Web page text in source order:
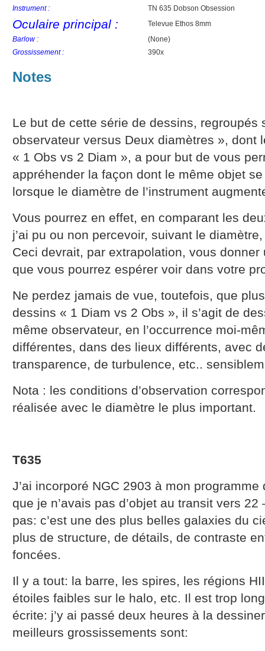
Instrument :
TN 635 Dobson Obsession
Oculaire principal :
Televue Ethos 8mm
Barlow :
(None)
Grossissement :
390x
Notes
Le but de cette série de dessins, regroupés
observateur versus Deux diamètres », dont
« 1 Obs vs 2 Diam », a pour but de vous
appréhender la façon dont le même objet
lorsque le diamètre de l’instrument
Vous pourrez en effet, en comparant les
j’ai pu ou non percevoir, suivant le
Ceci devrait, par extrapolation, vous
que vous pourrez espérer voir dans votre
Ne perdez jamais de vue, toutefois, que
dessins « 1 Diam vs 2 Obs », il s’agit de
même observateur, en l’occurrence moi-
différentes, dans des lieux différents, avec
transparence, de turbulence, etc..
Nota : les conditions d’observation
réalisée avec le diamètre le plus important.
T635
J’ai incorporé NGC 2903 à mon
que je n’avais pas d’objet au transit vers
pas: c’est une des plus belles galaxies du
plus de structure, de détails, de contraste
foncées.
Il y a tout: la barre, les spires, les régions
étoiles faibles sur le halo, etc. Il est trop
écrite: j’y ai passé deux heures à la
meilleurs grossissements sont: